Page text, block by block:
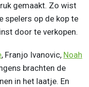
gemaakt. Zo wist
spelers op de kop te
door te verkopen.
, Franjo Ivanovic, Noah
brachten de
in het laatje. En